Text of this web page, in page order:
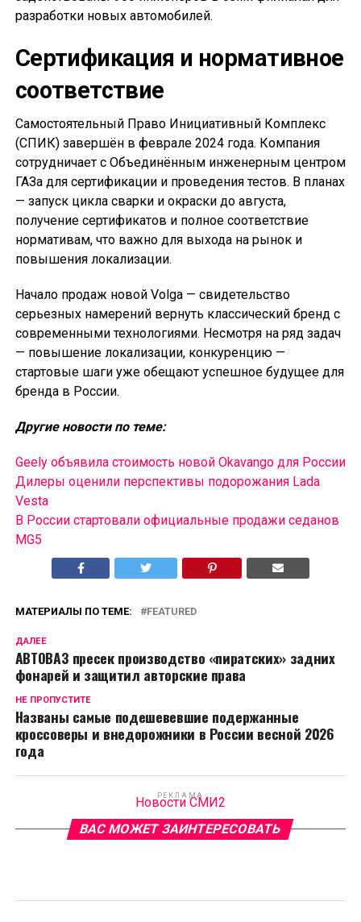
разработки новых автомобилей.
Сертификация и нормативное
соответствие
Самостоятельный Право Инициативный Комплекс
(СПИК) завершён в феврале 2024 года. Компания
сотрудничает с Объединённым инженерным центром
ГАЗа для сертификации и проведения тестов. В планах
— запуск цикла сварки и окраски до августа,
получение сертификатов и полное соответствие
нормативам, что важно для выхода на рынок и
повышения локализации.
Начало продаж новой Volga — свидетельство
серьезных намерений вернуть классический бренд с
современными технологиями. Несмотря на ряд задач
— повышение локализации, конкуренцию —
стартовые шаги уже обещают успешное будущее для
бренда в России.
Другие новости по теме:
Geely объявила стоимость новой Okavango для России
Дилеры оценили перспективы подорожания Lada
Vesta
В России cтартовали официальные продажи седанов
MG5
МАТЕРИАЛЫ ПО ТЕМЕ: FEATURED
ДАЛЕЕ
АВТОВАЗ пресек производство «пиратских» задних
фонарей и защитил авторские права
НЕ ПРОПУСТИТЕ
Названы самые подешевевшие подержанные
кроссоверы и внедорожники в России весной 2026
года
РЕКЛАМА
Новости СМИ2
ВАС МОЖЕТ ЗАИНТЕРЕСОВАТЬ